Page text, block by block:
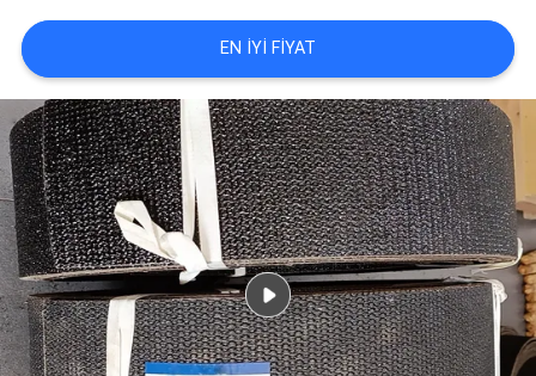
HARITASI
PRIVACY
POLICY
EN IYI FIYAT